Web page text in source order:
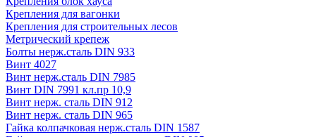
Крепления для вагонки
Крепления для строительных лесов
Метрический крепеж
Болты нерж.сталь DIN 933
Винт 4027
Винт нерж.сталь DIN 7985
Винт DIN 7991 кл.пр 10,9
Винт нерж. сталь DIN 912
Винт нерж. сталь DIN 965
Гайка колпачковая нерж.сталь DIN 1587